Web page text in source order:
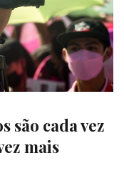
são cada vez
mais